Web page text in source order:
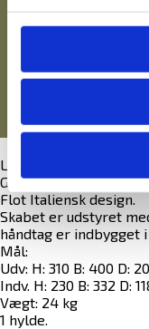
(11.225,00 DKK
Lorica PIU serien er
Grade 0.
Flot Italiensk design.
Skabet er udstyret
håndtag er indbygget
Mål:
Udv: H: 310 B: 400 D:
Indv. H: 230 B: 332 D:
Vægt: 24 kg
1 hylde.
PENGESKABSGUIDEN
BLOG